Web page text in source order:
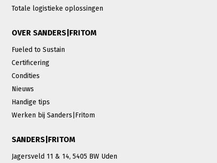
Totale logistieke oplossingen
OVER SANDERS|FRITOM
Fueled to Sustain
Certificering
Condities
Nieuws
Handige tips
Werken bij Sanders|Fritom
SANDERS|FRITOM
Jagersveld 11 & 14, 5405 BW Uden